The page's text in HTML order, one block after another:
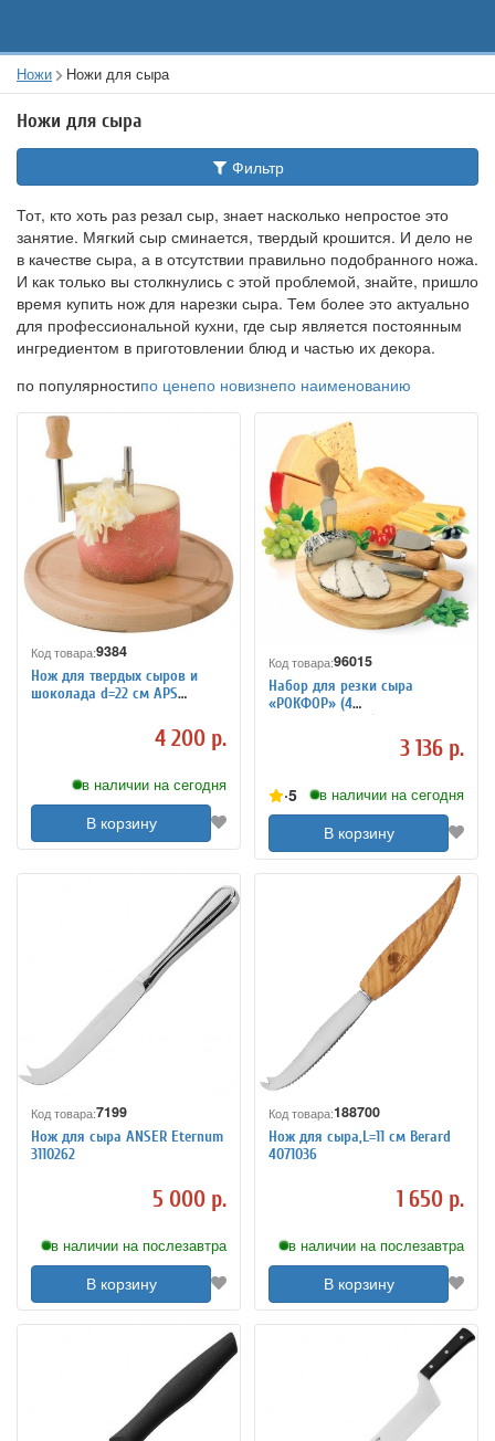
Ножи Ножи для сыра
Ножи для сыра
Фильтр
Тот, кто хоть раз резал сыр, знает насколько непростое это
занятие. Мягкий сыр сминается, твердый крошится. И дело не
в качестве сыра, а в отсутствии правильно подобранного ножа.
И как только вы столкнулись с этой проблемой, знайте, пришло
время купить нож для нарезки сыра. Тем более это актуально
для профессиональной кухни, где сыр является постоянным
ингредиентом в приготовлении блюд и частью их декора.
по популярностипо ценепо новизнепо наименованию
Код товара:9384
Нож для твердых сыров и
шоколада d=22 см APS
4 200 р.
в наличии на сегодня
В корзину
Код товара:96015
Набор для резки сыра
«РОКФОР» (4
3 136 р.
5 в наличии на сегодня
В корзину
Код товара:7199
Нож для сыра ANSER Eternum
3110262
5 000 р.
в наличии на послезавтра
В корзину
Код товара:188700
Нож для сыра,L=11 см Berard
4071036
1 650 р.
в наличии на послезавтра
В корзину